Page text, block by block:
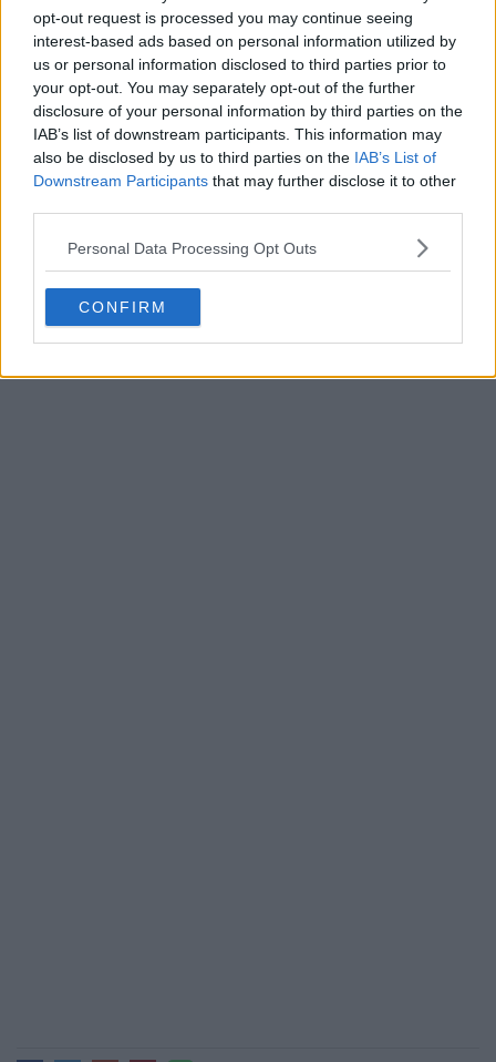
opt-out request is processed you may continue seeing
interest-based ads based on personal information utilized by
us or personal information disclosed to third parties prior to
your opt-out. You may separately opt-out of the further
disclosure of your personal information by third parties on the
IAB’s list of downstream participants. This information may
also be disclosed by us to third parties on the IAB’s List of
Downstream Participants that may further disclose it to other
Personal Data Processing Opt Outs
CONFIRM
denumite în TurciaZeytinyağlı– adică gătite înăbușit în
ulei. Pentru rețeta pas cu pas, click pe poza de mai jos.